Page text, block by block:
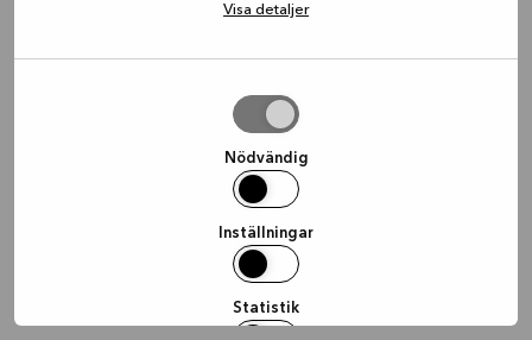
Visa detaljer
Nödvändig
Inställningar
Statistik